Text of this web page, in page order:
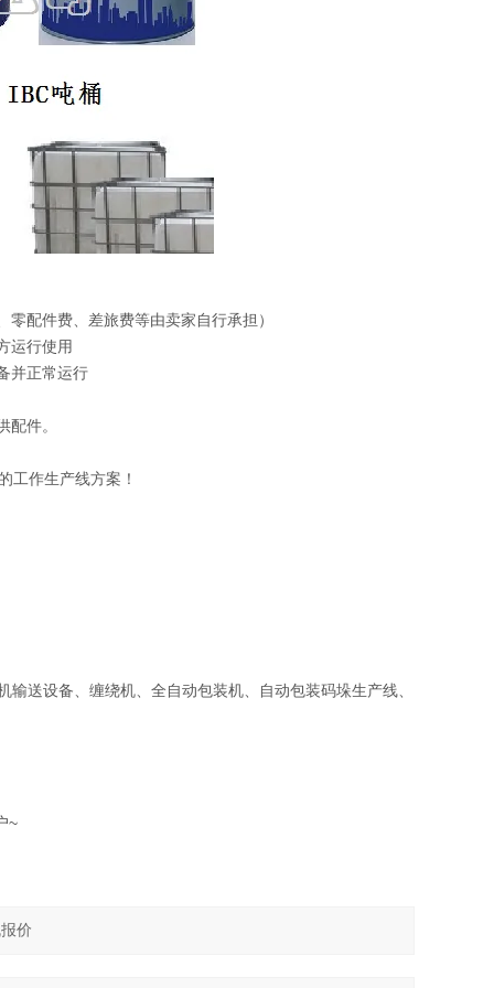
配件费、差旅费等由卖家自行承担）
运行使用
并正常运行
件。
工作生产线方案！
送设备、缠绕机、全自动包装机、自动包装码垛生产线、
~